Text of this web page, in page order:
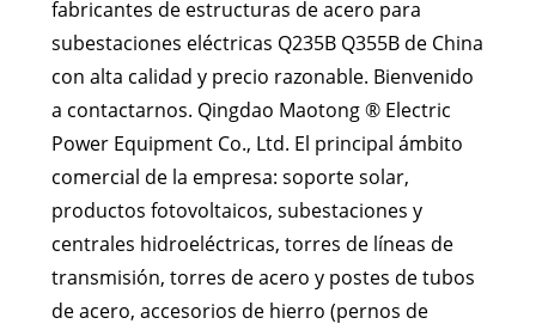
fabricantes de estructuras de acero para
subestaciones eléctricas Q235B Q355B de China
con alta calidad y precio razonable. Bienvenido
a contactarnos. Qingdao Maotong ® Electric
Power Equipment Co., Ltd. El principal ámbito
comercial de la empresa: soporte solar,
productos fotovoltaicos, subestaciones y
centrales hidroeléctricas, torres de líneas de
transmisión, torres de acero y postes de tubos
de acero, accesorios de hierro (pernos de